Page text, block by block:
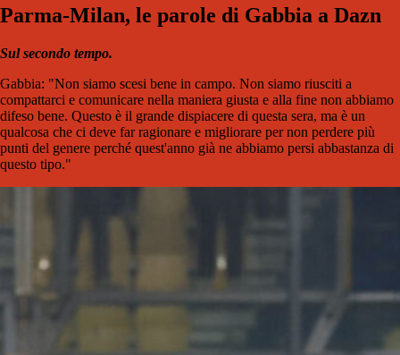
Parma-Milan, le parole di Gabbia a Dazn
Sul secondo tempo.
Gabbia: "Non siamo scesi bene in campo. Non siamo riusciti a
compattarci e comunicare nella maniera giusta e alla fine non abbiamo
difeso bene. Questo è il grande dispiacere di questa sera, ma è un
qualcosa che ci deve far ragionare e migliorare per non perdere più
punti del genere perché quest'anno già ne abbiamo persi abbastanza di
questo tipo."